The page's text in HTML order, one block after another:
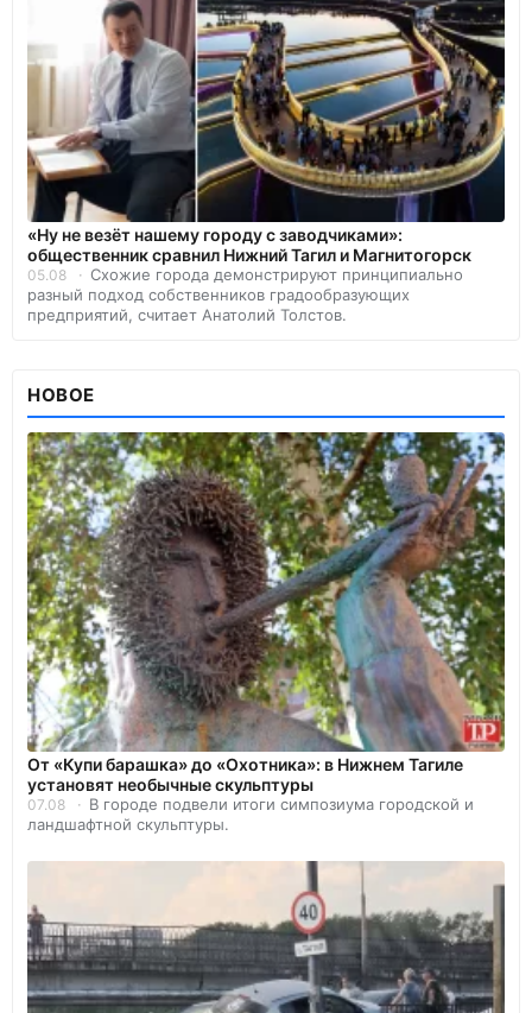
«Ну не везёт нашему городу с заводчиками»:
общественник сравнил Нижний Тагил и Магнитогорск
05.08
Схожие города демонстрируют принципиально
разный подход собственников градообразующих
предприятий, считает Анатолий Толстов.
НОВОЕ
От «Купи барашка» до «Охотника»: в Нижнем Тагиле
установят необычные скульптуры
07.08
В городе подвели итоги симпозиума городской и
ландшафтной скульптуры.